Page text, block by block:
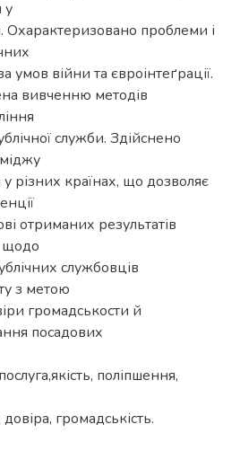
у
Охарактеризовано проблеми і
умов війни та євроінтеґрації.
вивченню методів
служби. Здійснено
різних країнах, що дозволяє
отриманих результатів
щодо
службовців
з метою
громадськости й
посадових
поліпшення,
громадськість.